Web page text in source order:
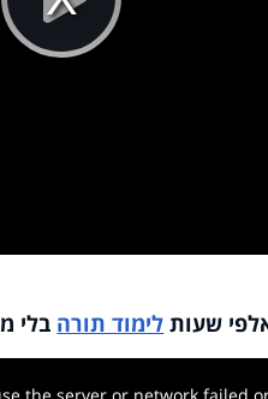
Play
שעות לימוד תורה בלי
the server or network failed